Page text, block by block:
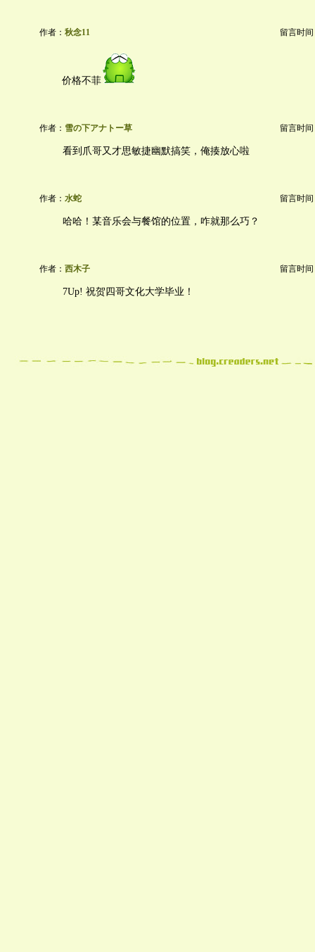
作者： 秋念11 留言时间
价格不菲
作者： 雪の下アナトー草 留言时间
看到爪哥又才思敏捷幽默搞笑，俺揍放心啦
作者： 水蛇 留言时间
哈哈！某音乐会与餐馆的位置，咋就那么巧？
作者： 西木子 留言时间
7Up! 祝贺四哥文化大学毕业！